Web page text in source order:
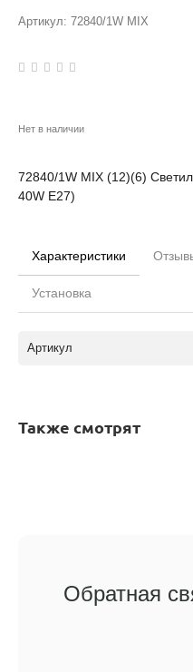
Артикул: 72840/1W MIX
Нет в наличии
72840/1W MIX (12)(6)
40W E27)
Характеристики
Установка
Артикул
Также смотрят
Обратная